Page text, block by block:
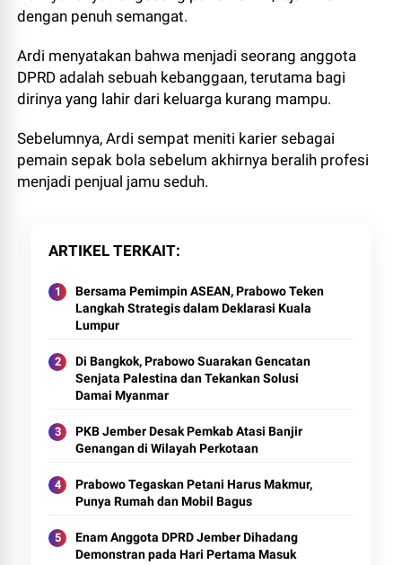
dengan penuh semangat.
Ardi menyatakan bahwa menjadi seorang anggota
DPRD adalah sebuah kebanggaan, terutama bagi
dirinya yang lahir dari keluarga kurang mampu.
Sebelumnya, Ardi sempat meniti karier sebagai
pemain sepak bola sebelum akhirnya beralih profesi
menjadi penjual jamu seduh.
ARTIKEL TERKAIT
Bersama Pemimpin ASEAN, Prabowo Teken
Langkah Strategis dalam Deklarasi Kuala
Lumpur
Di Bangkok, Prabowo Suarakan Gencatan
Senjata Palestina dan Tekankan Solusi
Damai Myanmar
PKB Jember Desak Pemkab Atasi Banjir
Genangan di Wilayah Perkotaan
Prabowo Tegaskan Petani Harus Makmur,
Punya Rumah dan Mobil Bagus
Enam Anggota DPRD Jember Dihadang
Demonstran pada Hari Pertama Masuk